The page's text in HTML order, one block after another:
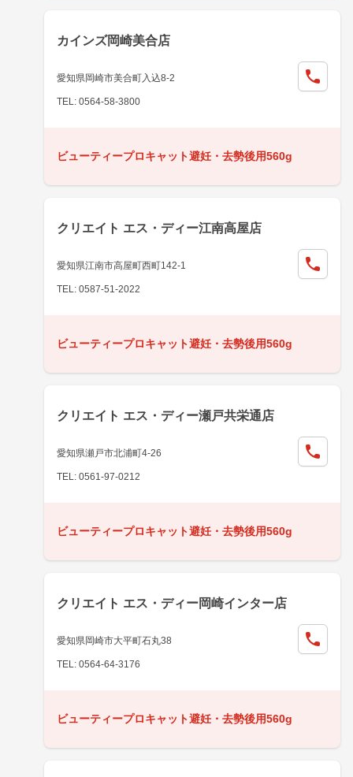
カインズ岡崎美合店
愛知県岡崎市美合町入込8-2
TEL: 0564-58-3800
ビューティープロキャット避妊・去勢後用560g
クリエイト エス・ディー江南高屋店
愛知県江南市高屋町西町142-1
TEL: 0587-51-2022
ビューティープロキャット避妊・去勢後用560g
クリエイト エス・ディー瀬戸共栄通店
愛知県瀬戸市北浦町4-26
TEL: 0561-97-0212
ビューティープロキャット避妊・去勢後用560g
クリエイト エス・ディー岡崎インター店
愛知県岡崎市大平町石丸38
TEL: 0564-64-3176
ビューティープロキャット避妊・去勢後用560g